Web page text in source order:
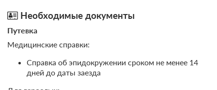
Необходимые документы
Путевка
Медицинские справки:
Справка об эпидокружении сроком не менее 14
дней до даты заезда